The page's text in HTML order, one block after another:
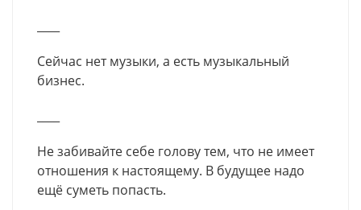
Сейчас нет музыки, а есть музыкальный
бизнес.
Не забивайте себе голову тем, что не имеет
отношения к настоящему. В будущее надо
ещё суметь попасть.